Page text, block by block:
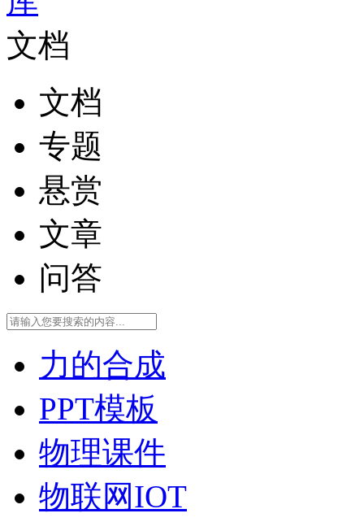
文档
文档
专题
悬赏
文章
问答
力的合成
PPT模板
物理课件
物联网IOT